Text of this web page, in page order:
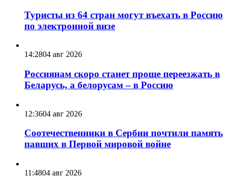
Туристы из 64 стран могут въехать в Россию
по электронной визе
14:2804 авг 2026
Россиянам скоро станет проще переезжать в
Беларусь, а белорусам – в Россию
12:3604 авг 2026
Соотечественники в Сербии почтили память
павших в Первой мировой войне
11:4804 авг 2026